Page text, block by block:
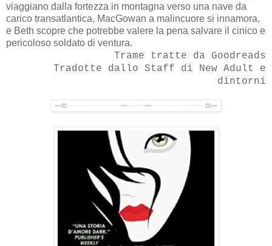
viaggiano dalla fortezza in montagna verso una nave da
carico transatlantica, MacGowan a malincuore si innamora,
e Beth scopre che potrebbe valere la pena salvare il cinico e
pericoloso soldato di ventura.
Trame tratte da Goodreads
Tradotte dallo Staff di New Adult e
dintorni